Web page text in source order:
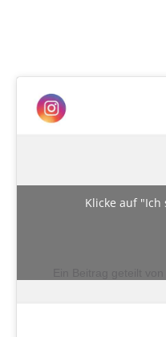
Ein Beitrag geteilt
Klicke auf